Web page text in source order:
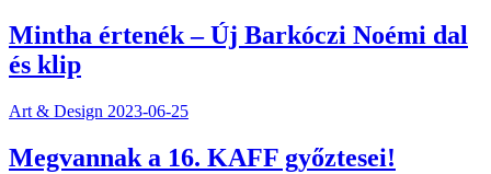
Mintha értenék – Új Barkóczi Noémi dal
és klip
Art & Design 2023-06-25
Megvannak a 16. KAFF győztesei!